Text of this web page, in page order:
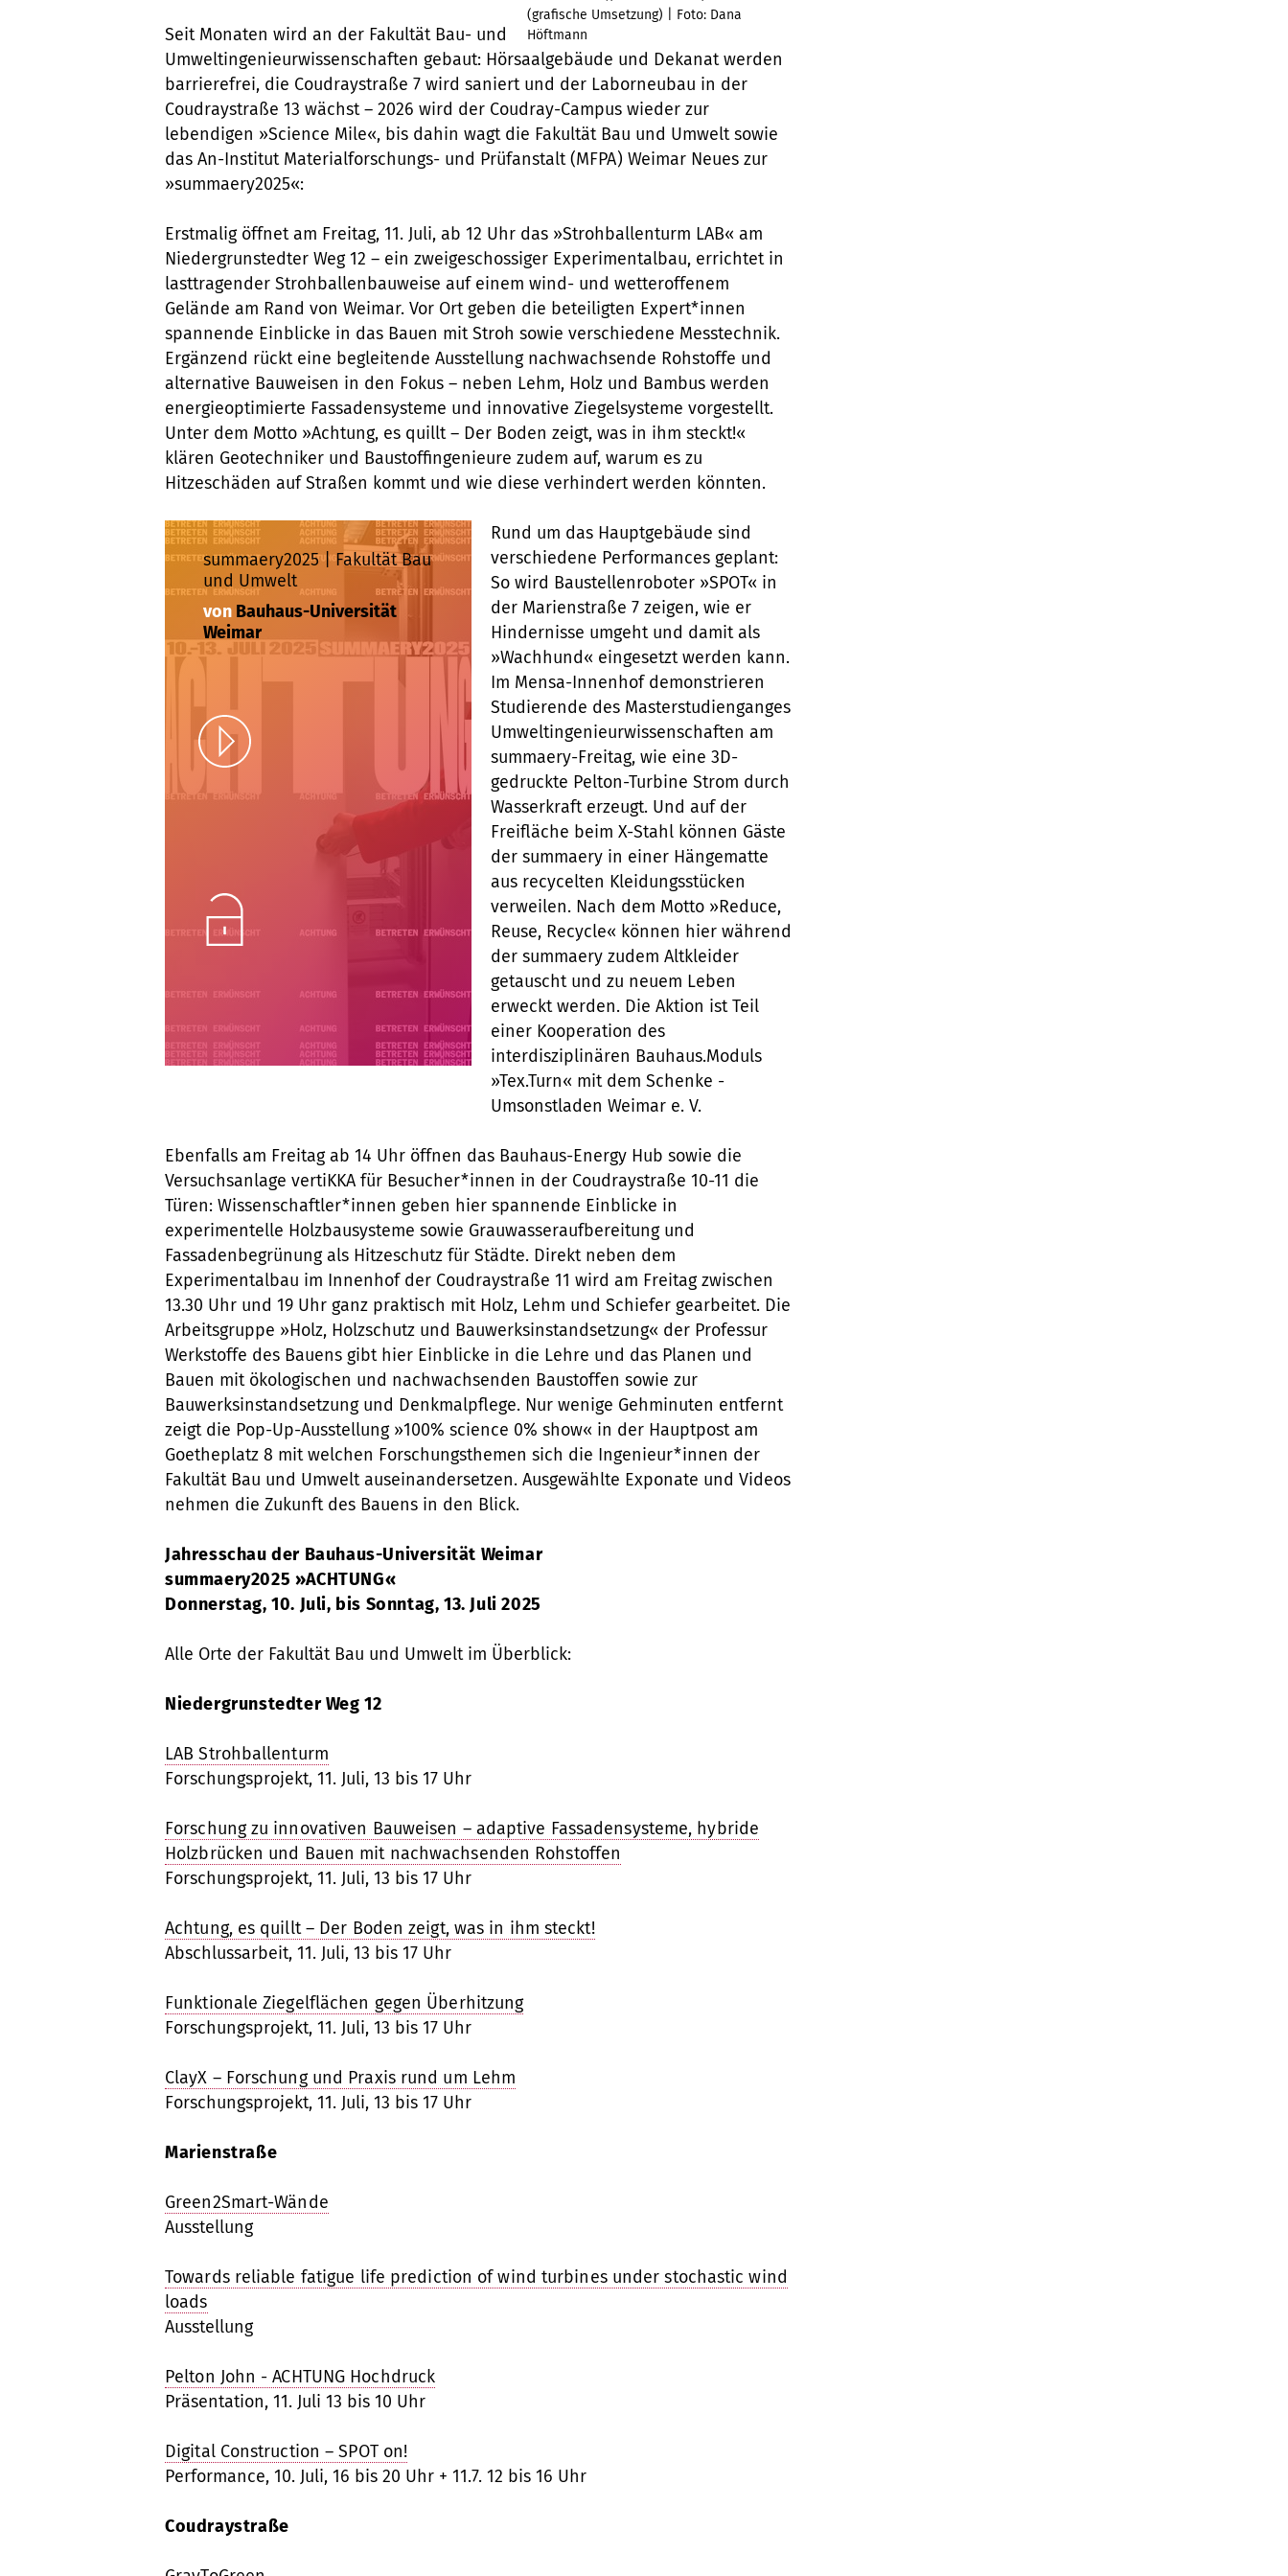
(grafische Umsetzung) | Foto: Dana
Höftmann
Seit Monaten wird an der Fakultät Bau- und
Umweltingenieurwissenschaften gebaut: Hörsaalgebäude und Dekanat werden
barrierefrei, die Coudraystraße 7 wird saniert und der Laborneubau in der
Coudraystraße 13 wächst – 2026 wird der Coudray-Campus wieder zur
lebendigen »Science Mile«, bis dahin wagt die Fakultät Bau und Umwelt sowie
das An-Institut Materialforschungs- und Prüfanstalt (MFPA) Weimar Neues zur
»summaery2025«:
Erstmalig öffnet am Freitag, 11. Juli, ab 12 Uhr das »Strohballenturm LAB« am
Niedergrunstedter Weg 12 – ein zweigeschossiger Experimentalbau, errichtet in
lasttragender Strohballenbauweise auf einem wind- und wetteroffenem
Gelände am Rand von Weimar. Vor Ort geben die beteiligten Expert*innen
spannende Einblicke in das Bauen mit Stroh sowie verschiedene Messtechnik.
Ergänzend rückt eine begleitende Ausstellung nachwachsende Rohstoffe und
alternative Bauweisen in den Fokus – neben Lehm, Holz und Bambus werden
energieoptimierte Fassadensysteme und innovative Ziegelsysteme vorgestellt.
Unter dem Motto »Achtung, es quillt – Der Boden zeigt, was in ihm steckt!«
klären Geotechniker und Baustoffingenieure zudem auf, warum es zu
Hitzeschäden auf Straßen kommt und wie diese verhindert werden könnten.
summaery2025 | Fakultät Bau
und Umwelt
von Bauhaus-Universität
Weimar
Play
Unlock
Rund um das Hauptgebäude sind
verschiedene Performances geplant:
So wird Baustellenroboter »SPOT« in
der Marienstraße 7 zeigen, wie er
Hindernisse umgeht und damit als
»Wachhund« eingesetzt werden kann.
Im Mensa-Innenhof demonstrieren
Studierende des Masterstudienganges
Umweltingenieurwissenschaften am
summaery-Freitag, wie eine 3D-
gedruckte Pelton-Turbine Strom durch
Wasserkraft erzeugt. Und auf der
Freifläche beim X-Stahl können Gäste
der summaery in einer Hängematte
aus recycelten Kleidungsstücken
verweilen. Nach dem Motto »Reduce,
Reuse, Recycle« können hier während
der summaery zudem Altkleider
getauscht und zu neuem Leben
erweckt werden. Die Aktion ist Teil
einer Kooperation des
interdisziplinären Bauhaus.Moduls
»Tex.Turn« mit dem Schenke -
Umsonstladen Weimar e. V.
Ebenfalls am Freitag ab 14 Uhr öffnen das Bauhaus-Energy Hub sowie die
Versuchsanlage vertiKKA für Besucher*innen in der Coudraystraße 10-11 die
Türen: Wissenschaftler*innen geben hier spannende Einblicke in
experimentelle Holzbausysteme sowie Grauwasseraufbereitung und
Fassadenbegrünung als Hitzeschutz für Städte. Direkt neben dem
Experimentalbau im Innenhof der Coudraystraße 11 wird am Freitag zwischen
13.30 Uhr und 19 Uhr ganz praktisch mit Holz, Lehm und Schiefer gearbeitet. Die
Arbeitsgruppe »Holz, Holzschutz und Bauwerksinstandsetzung« der Professur
Werkstoffe des Bauens gibt hier Einblicke in die Lehre und das Planen und
Bauen mit ökologischen und nachwachsenden Baustoffen sowie zur
Bauwerksinstandsetzung und Denkmalpflege. Nur wenige Gehminuten entfernt
zeigt die Pop-Up-Ausstellung »100% science 0% show« in der Hauptpost am
Goetheplatz 8 mit welchen Forschungsthemen sich die Ingenieur*innen der
Fakultät Bau und Umwelt auseinandersetzen. Ausgewählte Exponate und Videos
nehmen die Zukunft des Bauens in den Blick.
Jahresschau der Bauhaus-Universität Weimar
summaery2025 »ACHTUNG«
Donnerstag, 10. Juli, bis Sonntag, 13. Juli 2025
Alle Orte der Fakultät Bau und Umwelt im Überblick:
Niedergrunstedter Weg 12
LAB Strohballenturm
Forschungsprojekt, 11. Juli, 13 bis 17 Uhr
Forschung zu innovativen Bauweisen – adaptive Fassadensysteme, hybride
Holzbrücken und Bauen mit nachwachsenden Rohstoffen
Forschungsprojekt, 11. Juli, 13 bis 17 Uhr
Achtung, es quillt – Der Boden zeigt, was in ihm steckt!
Abschlussarbeit, 11. Juli, 13 bis 17 Uhr
Funktionale Ziegelflächen gegen Überhitzung
Forschungsprojekt, 11. Juli, 13 bis 17 Uhr
ClayX – Forschung und Praxis rund um Lehm
Forschungsprojekt, 11. Juli, 13 bis 17 Uhr
Marienstraße
Green2Smart-Wände
Ausstellung
Towards reliable fatigue life prediction of wind turbines under stochastic wind
loads
Ausstellung
Pelton John - ACHTUNG Hochdruck
Präsentation, 11. Juli 13 bis 10 Uhr
Digital Construction – SPOT on!
Performance, 10. Juli, 16 bis 20 Uhr + 11.7. 12 bis 16 Uhr
Coudraystraße